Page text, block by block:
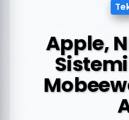
Apple,